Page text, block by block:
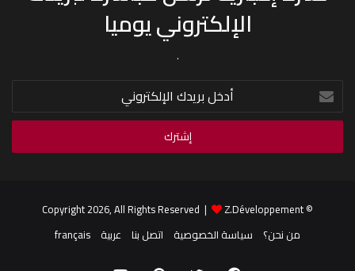
الإلكتروني يوميا
.
أدخل
بريدك
الإلكتروني
© Copyright 2026, All Rights Reserved |
Z.Développement
من نحن؟
سياسة الخصوصية اتصل بنا عربية français